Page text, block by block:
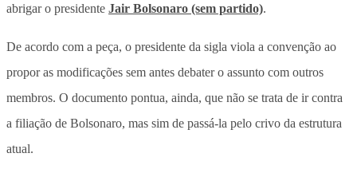
abrigar o presidente Jair Bolsonaro (sem partido).
De acordo com a peça, o presidente da sigla viola a convenção ao
propor as modificações sem antes debater o assunto com outros
membros. O documento pontua, ainda, que não se trata de ir contra
a filiação de Bolsonaro, mas sim de passá-la pelo crivo da estrutura
atual.